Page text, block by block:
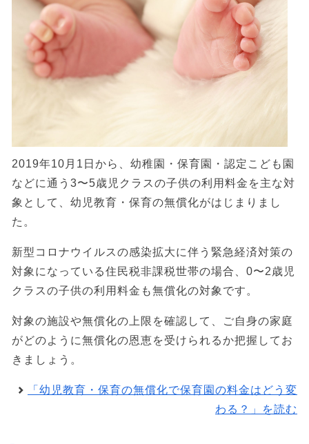
2019年10月1日から、幼稚園・保育園・認定こども園
などに通う3〜5歳児クラスの子供の利用料金を主な対
象として、幼児教育・保育の無償化がはじまりまし
た。
新型コロナウイルスの感染拡大に伴う緊急経済対策の
対象になっている住民税非課税世帯の場合、0〜2歳児
クラスの子供の利用料金も無償化の対象です。
対象の施設や無償化の上限を確認して、ご自身の家庭
がどのように無償化の恩恵を受けられるか把握してお
きましょう。
「幼児教育・保育の無償化で保育園の料金はどう変
わる？」を読む